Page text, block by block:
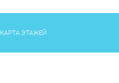
КАРТА ЭТАЖЕЙ